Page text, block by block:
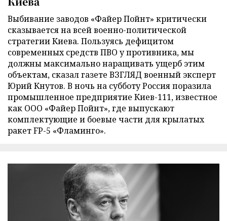
Выбивание заводов «Файер Пойнт» критически
сказывается на всей военно-политической
стратегии Киева. Пользуясь дефицитом
современных средств ПВО у противника, мы
должны максимально наращивать ущерб этим
объектам, сказал газете ВЗГЛЯД военный эксперт
Юрий Кнутов. В ночь на субботу Россия поразила
промышленное предприятие Киев-111, известное
как ООО «Файер Пойнт», где выпускают
комплектующие и боевые части для крылатых
ракет FP-5 «Фламинго».